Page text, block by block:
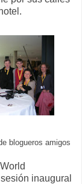
blogueros amigos
inaugural